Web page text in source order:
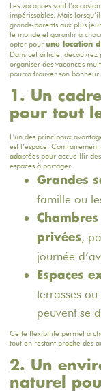
Les vacances sont
impérissables. Mais
grands-parents aux plus
le monde et garantir à
opter pour une location
Dans cet article,
organiser des vacances
pourra trouver son bonheur.
1. Un
pour tout
L'un des principaux
est l’espace.
adaptées pour accueillir
espaces à partager.
Grandes
famille ou
privées,
journée
Espaces
terrasses
peuvent se
Cette flexibilité permet à
tout en restant proche des
2. Un
naturel